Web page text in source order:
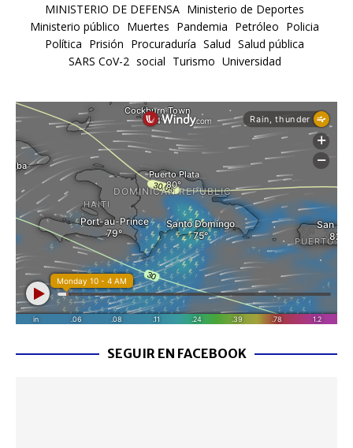
MINISTERIO DE DEFENSA Ministerio de Deportes
Ministerio público Muertes Pandemia Petróleo Policia
Política Prisión Procuraduría Salud Salud pública
SARS CoV-2 social Turismo Universidad
SEGUIR EN FACEBOOK